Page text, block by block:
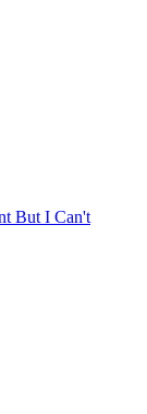
But I Can't